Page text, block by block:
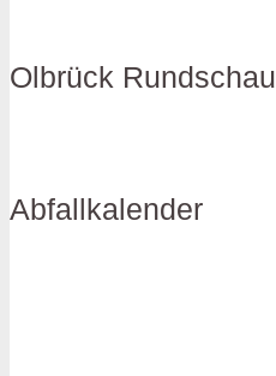
Olbrück Rundschau
Abfallkalender